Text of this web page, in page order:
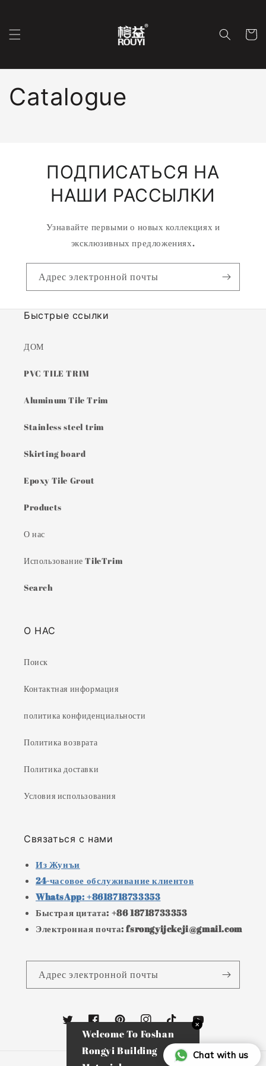
Catalogue
ПОДПИСАТЬСЯ НА
НАШИ РАССЫЛКИ
Узнавайте первыми о новых коллекциях и
эксклюзивных предложениях.
Адрес электронной почты
Быстрые ссылки
ДОМ
PVC TILE TRIM
Aluminum Tile Trim
Stainless steel trim
Skirting board
Epoxy Tile Grout
Products
О нас
Использование TileTrim
Search
О НАС
Поиск
Контактная информация
политика конфиденциальности
Политика возврата
Политика доставки
Условия использования
Связаться с нами
Из Жунъи
24-часовое обслуживание клиентов
WhatsApp: +8618718733353
Быстрая цитата: +86 18718733353
Электронная почта: fsrongyijckeji@gmail.com
Адрес электронной почты
Твиттер TikTokYouTube
✕
Welcome To Foshan
Rongyi Building
Chat with us